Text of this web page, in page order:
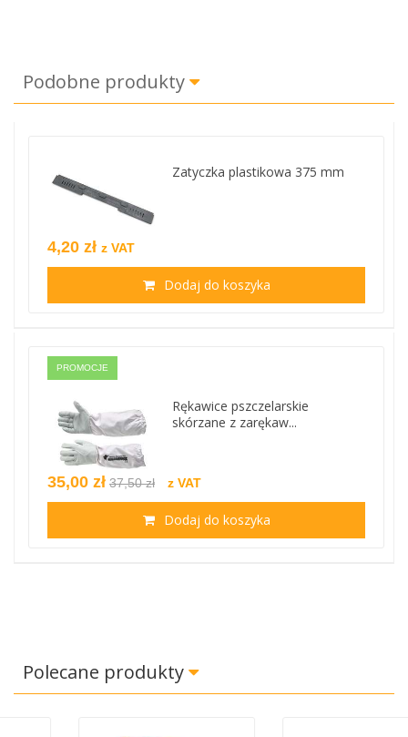
Podobne produkty
Zatyczka plastikowa 375 mm
4,20 zł z VAT
Dodaj do koszyka
PROMOCJE
Rękawice pszczelarskie
skórzane z zarękaw...
35,00 zł 37,50 zł z VAT
Dodaj do koszyka
Polecane produkty